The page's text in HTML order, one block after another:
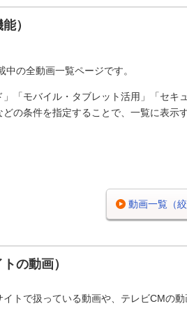
）
の全動画一覧ページです。
「モバイル・タブレット活用」「セキ
どの条件を指定することで、一覧に表示
動画一覧（
の動画）
トで扱っている動画や、テレビCMの